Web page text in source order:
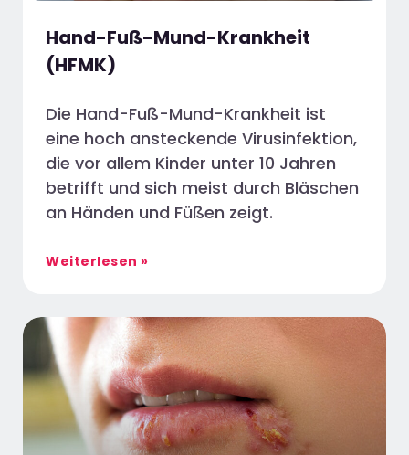
Hand-Fuß-Mund-Krankheit
(HFMK)
Die Hand-Fuß-Mund-Krankheit ist
eine hoch ansteckende Virusinfektion,
die vor allem Kinder unter 10 Jahren
betrifft und sich meist durch Bläschen
an Händen und Füßen zeigt.
Weiterlesen »